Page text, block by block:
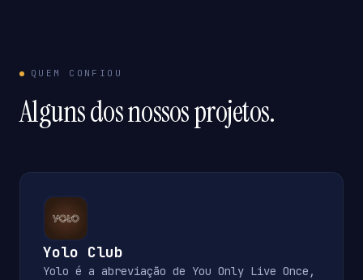
QUEM CONFIOU
Alguns dos nossos projetos.
Yolo Club
Yolo é a abreviação de You Only Live Once,